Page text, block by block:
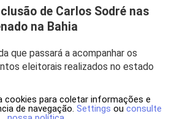
de Carlos Sodré nas
na Bahia
que passará a acompanhar os
eleitorais realizados no estado
cookies para coletar informações e
de navegação. Settings ou consulte